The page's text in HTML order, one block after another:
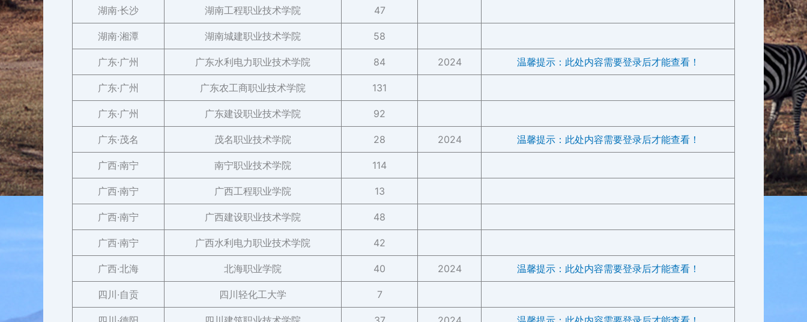
湖南·长沙 湖南工程职业技术学院 47
湖南·湘潭 湖南城建职业技术学院 58
广东·广州 广东水利电力职业技术学院 84 2024 温馨提示：此处内容需要登录后才能查看！
广东·广州 广东农工商职业技术学院 131
广东·广州 广东建设职业技术学院 92
广东·茂名 茂名职业技术学院 28 2024 温馨提示：此处内容需要登录后才能查看！
广西·南宁 南宁职业技术学院 114
广西·南宁 广西工程职业学院 13
广西·南宁 广西建设职业技术学院 48
广西·南宁 广西水利电力职业技术学院 42
广西·北海 北海职业学院 40 2024 温馨提示：此处内容需要登录后才能查看！
四川·自贡 四川轻化工大学 7